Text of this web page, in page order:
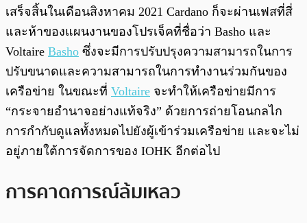
เสร็จสิ้นในเดือนสิงหาคม 2021 Cardano ก็จะผ่านเฟสที่สี่
และห้าของแผนงานของโปรเจ็คที่ชื่อว่า Basho และ
Voltaire Basho ซึ่งจะมีการปรับปรุงความสามารถในการ
ปรับขนาดและความสามารถในการทำงานร่วมกันของ
เครือข่าย ในขณะที่ Voltaire จะทำให้เครือข่ายมีการ
“กระจายอำนาจอย่างแท้จริง” ด้วยการถ่ายโอนกลไก
การกำกับดูแลทั้งหมดไปยังผู้เข้าร่วมเครือข่าย และจะไม่
อยู่ภายใต้การจัดการของ IOHK อีกต่อไป
การคาดการณ์ล้มเหลว